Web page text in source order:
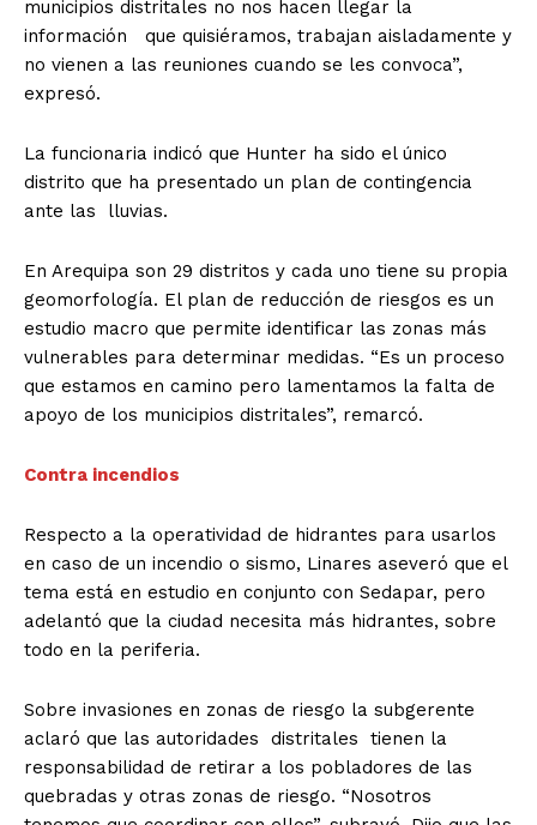
municipios distritales no nos hacen llegar la
información que quisiéramos, trabajan aisladamente y
no vienen a las reuniones cuando se les convoca”,
expresó.
La funcionaria indicó que Hunter ha sido el único
distrito que ha presentado un plan de contingencia
ante las lluvias.
En Arequipa son 29 distritos y cada uno tiene su propia
geomorfología. El plan de reducción de riesgos es un
estudio macro que permite identificar las zonas más
vulnerables para determinar medidas. “Es un proceso
que estamos en camino pero lamentamos la falta de
apoyo de los municipios distritales”, remarcó.
Contra incendios
Respecto a la operatividad de hidrantes para usarlos
en caso de un incendio o sismo, Linares aseveró que el
tema está en estudio en conjunto con Sedapar, pero
adelantó que la ciudad necesita más hidrantes, sobre
todo en la periferia.
Sobre invasiones en zonas de riesgo la subgerente
aclaró que las autoridades distritales tienen la
responsabilidad de retirar a los pobladores de las
quebradas y otras zonas de riesgo. “Nosotros